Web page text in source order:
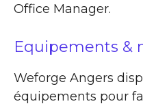
Office Manager.
Equipements &
Weforge Angers
équipements pour